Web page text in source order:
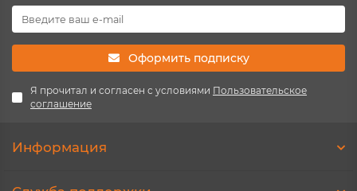
Оформить подписку
Я прочитал и согласен с условиями Пользовательское
соглашение
Информация